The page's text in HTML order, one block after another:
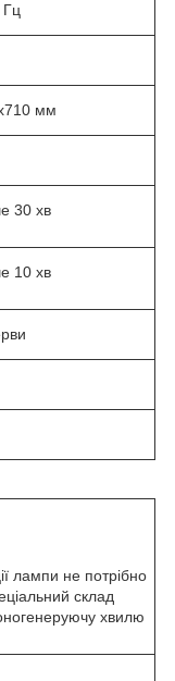
Гц
мм
30 хв
10 хв
лампи не потрібно
склад
хвилю